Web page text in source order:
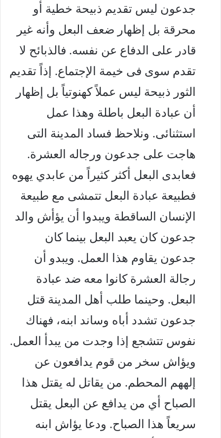
جدعون ليس تقديم ذبيحة خطية أو
محرقة بل إظهار ضعف البعل وأنه غير
قادر على الدفاع عن نفسه. فالذبائح لا
تقدم سوى فى خيمة الإجتماع. إذاً تقديم
الثور ذبيحة ليس عملاً كهنوتياً بل إظهار
أن عبادة البعل باطلة وهذا عمل
استثنائى. ونلاحظ فساد المدينة التى
هاجت على جدعون ورجاله العشرة.
فعابدى البعل أكثر كثيراً من عابدي يهوه
فطبيعة عبادة البعل تتمشى مع طبيعة
الإنسان الساقطة ويبدوا أن يؤأش والد
جدعون كان يعبد البعل بينما كان
جدعون يقاوم هذا العمل. ويبدو أن
رجالة العشرة كانوا معه ضد عبادة
البعل. وحينما طلب أهل المدينة قتل
جدعون تشدد أباه وساند ابنه، فهناك
نفوس تتشجع إذا وجدت من يبدأ العمل.
ويؤاش سخر من قوم يدافعون عن
إلههم المحطم. من يقاتل له يقتل هذا
الصباح أي من يدافع عن البعل يقتل
سريعاً هذا الصباح. ودعا يؤاش ابنه